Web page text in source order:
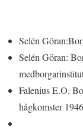
Selén
Selén Göran:
Falenius E.O.
hågkomster